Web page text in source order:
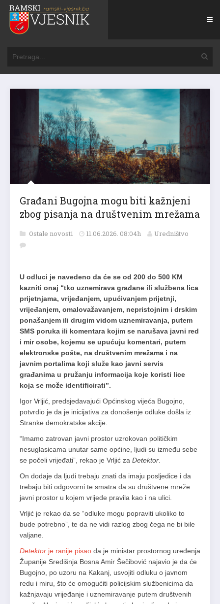
Građani Bugojna mogu biti kažnjeni
zbog pisanja na društvenim mrežama
Ostale novosti 11.06.2026. 08:04h Uredništvo
U odluci je navedeno da će se od 200 do 500 KM
kazniti onaj “tko uznemirava građane ili službena lica
prijetnjama, vrijeđanjem, upućivanjem prijetnji,
vrijeđanjem, omalovažavanjem, nepristojnim i drskim
ponašanjem ili drugim vidom uznemiravanja, putem
SMS poruka ili komentara kojim se narušava javni red
i mir osobe, kojemu se upućuju komentari, putem
elektronske pošte, na društvenim mrežama i na
javnim portalima koji služe kao javni servis
građanima u pružanju informacija koje koristi lice
koja se može identificirati”.
Igor Vrljić, predsjedavajući Općinskog vijeća Bugojno,
potvrdio je da je inicijativa za donošenje odluke došla iz
Stranke demokratske akcije.
“Imamo zatrovan javni prostor uzrokovan političkim
nesuglasicama unutar same općine, ljudi su između sebe
se počeli vrijeđati”, rekao je Vrljić za Detektor
On dodaje da ljudi trebaju znati da imaju posljedice i da
trebaju biti odgovorni te smatra da su društvene mreže
javni prostor u kojem vrijede pravila kao i na ulici.
Vrljić je rekao da se “odluke mogu popraviti ukoliko to
bude potrebno”, te da ne vidi razlog zbog čega ne bi bile
valjane.
Detektor je ranije pisao da je ministar prostornog uređenja
Županije Središnja Bosna Amir Šečibović najavio je da će
Bugojno, po uzoru na Kakanj, usvojiti odluku o javnom
redu i miru, što će omogućiti policijskim službenicima da
kažnjavaju vrijeđanje i uznemiravanje putem društvenih